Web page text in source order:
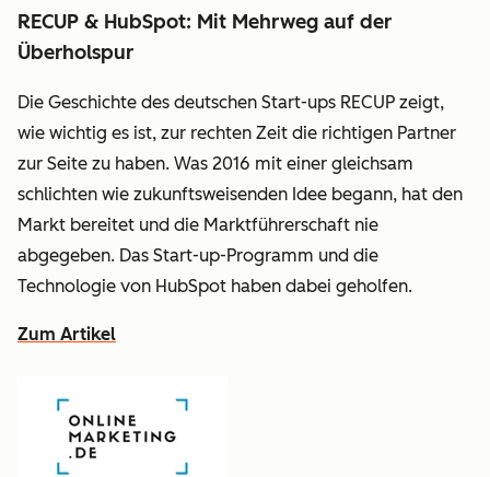
RECUP & HubSpot: Mit Mehrweg auf der
Überholspur
Die Geschichte des deutschen Start-ups RECUP zeigt,
wie wichtig es ist, zur rechten Zeit die richtigen Partner
zur Seite zu haben. Was 2016 mit einer gleichsam
schlichten wie zukunftsweisenden Idee begann, hat den
Markt bereitet und die Marktführerschaft nie
abgegeben. Das Start-up-Programm und die
Technologie von HubSpot haben dabei geholfen.
Zum Artikel